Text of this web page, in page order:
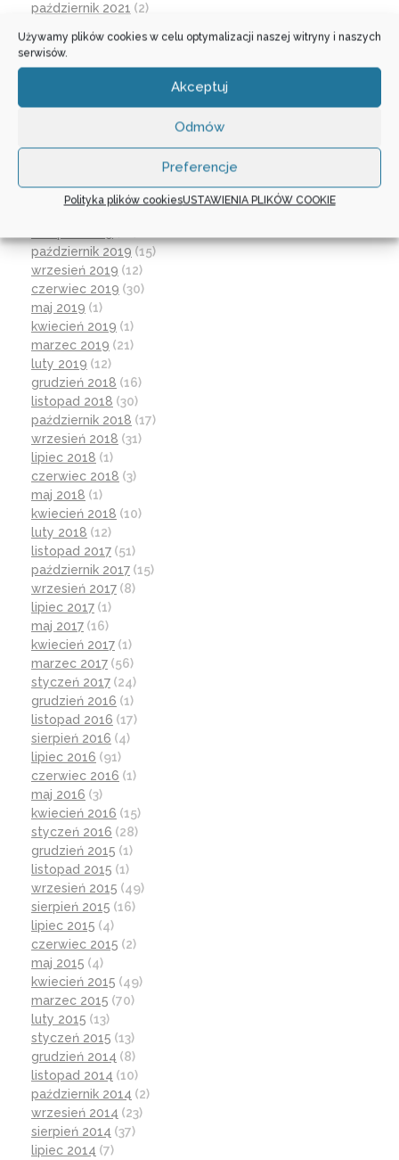
Używamy plików cookies w celu optymalizacji naszej witryny i naszych
serwisów.
Akceptuj
Odmów
Preferencje
Polityka plików cookiesUSTAWIENIA PLIKÓW COOKIE
październik 2021 (2)
sierpień 2021(4)
lipiec 2021(2)
styczeń 2020(17)
październik 2019 (15)
wrzesień 2019 (12)
czerwiec 2019 (30)
maj 2019 (1)
kwiecień 2019 (1)
marzec 2019 (21)
luty 2019 (12)
grudzień 2018 (16)
listopad 2018 (30)
październik 2018 (17)
wrzesień 2018 (31)
lipiec 2018 (1)
czerwiec 2018 (3)
maj 2018 (1)
kwiecień 2018 (10)
luty 2018 (12)
listopad 2017 (51)
październik 2017 (15)
wrzesień 2017 (8)
lipiec 2017 (1)
maj 2017 (16)
kwiecień 2017 (1)
marzec 2017 (56)
styczeń 2017 (24)
grudzień 2016 (1)
listopad 2016 (17)
sierpień 2016 (4)
lipiec 2016 (91)
czerwiec 2016 (1)
maj 2016 (3)
kwiecień 2016 (15)
styczeń 2016 (28)
grudzień 2015 (1)
listopad 2015 (1)
wrzesień 2015 (49)
sierpień 2015 (16)
lipiec 2015 (4)
czerwiec 2015 (2)
maj 2015 (4)
kwiecień 2015 (49)
marzec 2015 (70)
luty 2015 (13)
styczeń 2015 (13)
grudzień 2014 (8)
listopad 2014 (10)
październik 2014 (2)
wrzesień 2014 (23)
sierpień 2014 (37)
lipiec 2014 (7)